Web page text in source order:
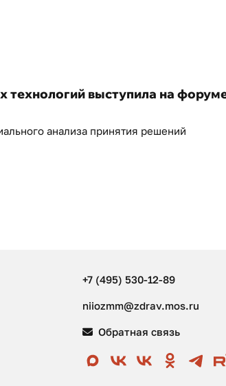
технологий выступила на
анализа принятия решений
+7 (495) 530-12-89
niiozmm@zdrav.mos.ru
Обратная связь